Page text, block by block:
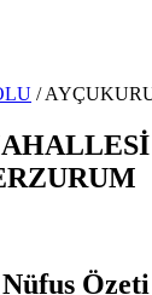
/
Nüfus Özeti